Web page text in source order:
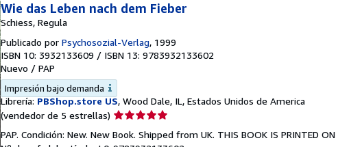
Wie das Leben nach dem Fieber
Schiess, Regula
Publicado por Psychosozial-Verlag, 1999
ISBN 10: 3932133609 / ISBN 13: 9783932133602
Nuevo / PAP
Impresión bajo demanda
Librería: PBShop.store US, Wood Dale, IL, Estados Unidos de America
(vendedor de 5 estrellas) Calificación
vendedor:
PAP. Condición: New. New Book. Shipped from UK. THIS BOOK IS PRINTED